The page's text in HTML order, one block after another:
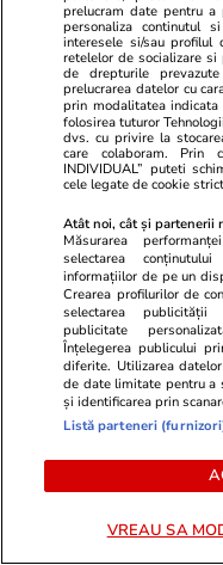
ZiaruldeIasi.ro
Proiectul
Lidl Moara de
vânzare.
asociat în piață
de anvergură
ULTIMELE ȘTIRI
Stiri Mondene
De ce a acceptat
prelucram date pentru
personaliza continutul
interesele si/sau profilul
retelelor de socializare
de drepturile
prelucrarea datelor cu
prin modalitatea indicata
folosirea tuturor
dvs. cu privire la
care colaboram. Prin
INDIVIDUAL” puteti
cele legate de cookie
Atât noi, cât și partenerii
Măsurarea
selectarea
informațiilor de pe un
Crearea profilurilor de
selectarea publicității
publicitate
Înțelegerea publicului
diferite. Utilizarea
de date limitate pentru a
și identificarea prin
Listă parteneri
VREAU SA